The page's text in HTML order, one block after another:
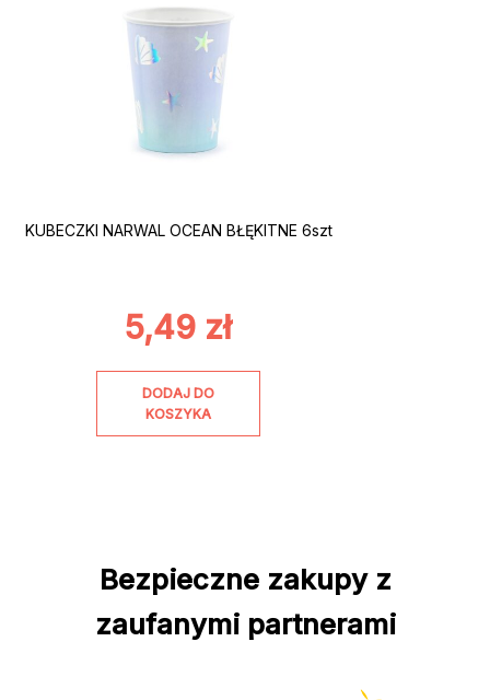
KUBECZKI NARWAL OCEAN BŁĘKITNE 6szt
5,49 zł
DODAJ DO
KOSZYKA
Bezpieczne zakupy z
zaufanymi partnerami